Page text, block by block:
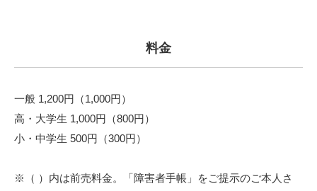
料金
一般 1,200円（1,000円）
高・大学生 1,000円（800円）
小・中学生 500円（300円）
※（ ）内は前売料金。「障害者手帳」をご提示のご本人さ